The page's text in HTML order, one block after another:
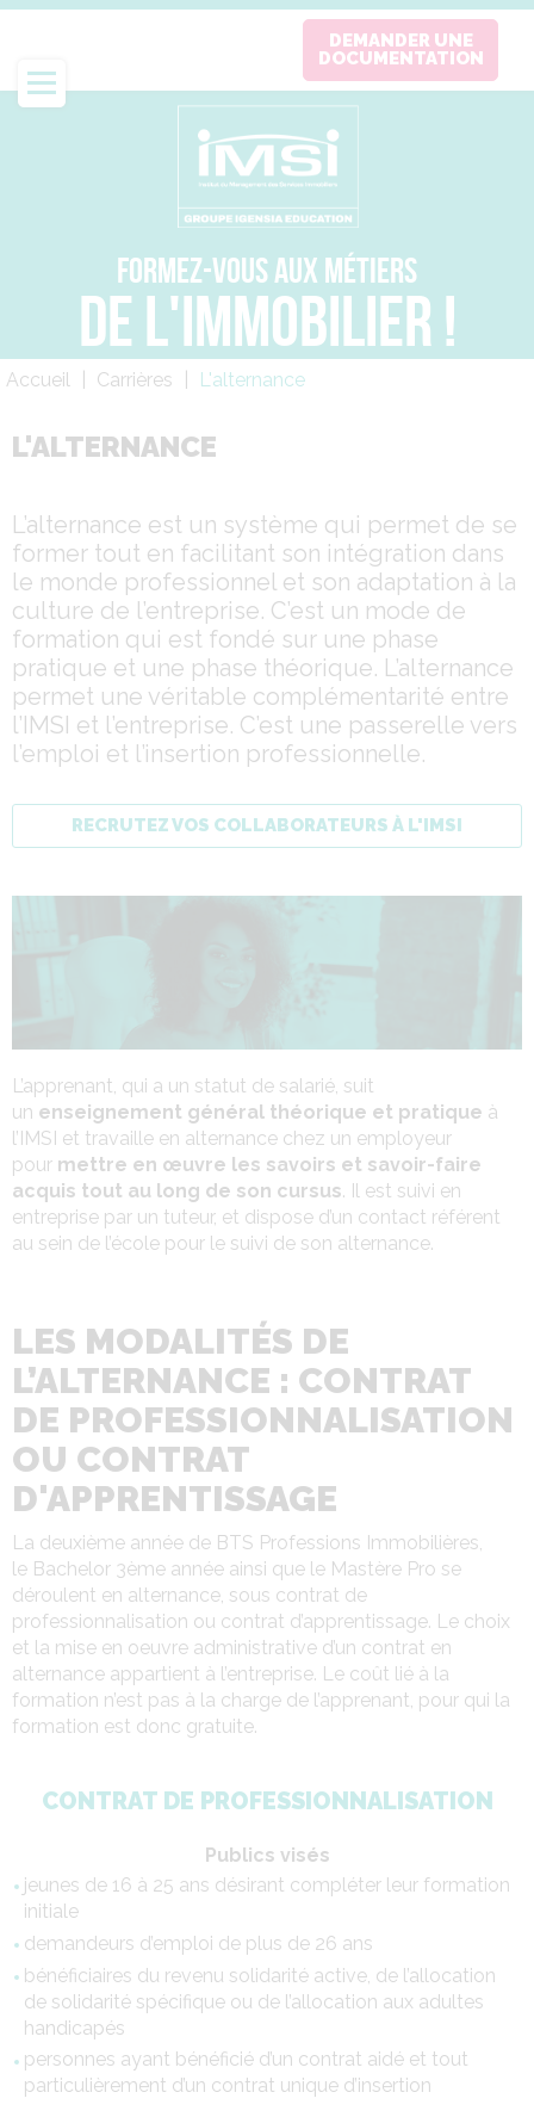
Aller
contenu
principal
DEMANDER UNE
DOCUMENTATION
FORMEZ-VOUS AUX MÉTIERS
DE L'IMMOBILIER !
Fil
Accueil Carrières L'alternance
L'ALTERNANCE
L’alternance est un système qui permet de se
former tout en facilitant son intégration dans
le monde professionnel et son adaptation à la
culture de l’entreprise. C’est un mode de
formation qui est fondé sur une phase
pratique et une phase théorique. L’alternance
permet une véritable complémentarité entre
l’IMSI et l’entreprise. C’est une passerelle vers
l’emploi et l’insertion professionnelle.
RECRUTEZ VOS COLLABORATEURS À L'IMSI
L’apprenant, qui a un statut de salarié, suit
un enseignement général théorique et pratique à
l’IMSI et travaille en alternance chez un employeur
pour mettre en œuvre les savoirs et savoir-faire
acquis tout au long de son cursus. Il est suivi en
entreprise par un tuteur, et dispose d’un contact référent
au sein de l’école pour le suivi de son alternance.
LES MODALITÉS DE
L’ALTERNANCE : CONTRAT
DE PROFESSIONNALISATION
OU CONTRAT
D'APPRENTISSAGE
La deuxième année de BTS Professions Immobilières,
le Bachelor 3ème année ainsi que le Mastère Pro se
déroulent en alternance, sous contrat de
professionnalisation ou contrat d’apprentissage. Le choix
et la mise en oeuvre administrative d’un contrat en
alternance appartient à l’entreprise. Le coût lié à la
formation n’est pas à la charge de l’apprenant, pour qui la
formation est donc gratuite.
CONTRAT DE PROFESSIONNALISATION
Publics visés
jeunes de 16 à 25 ans désirant compléter leur formation
initiale
demandeurs d’emploi de plus de 26 ans
bénéficiaires du revenu solidarité active, de l’allocation
de solidarité spécifique ou de l’allocation aux adultes
handicapés
personnes ayant bénéficié d’un contrat aidé et tout
particulièrement d’un contrat unique d’insertion